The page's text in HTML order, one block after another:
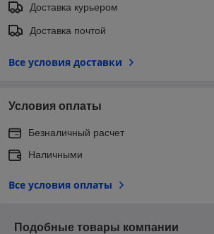
Доставка курьером
Доставка почтой
Все условия доставки
Условия оплаты
Безналичный расчет
Наличными
Все условия оплаты
Подобные товары компании